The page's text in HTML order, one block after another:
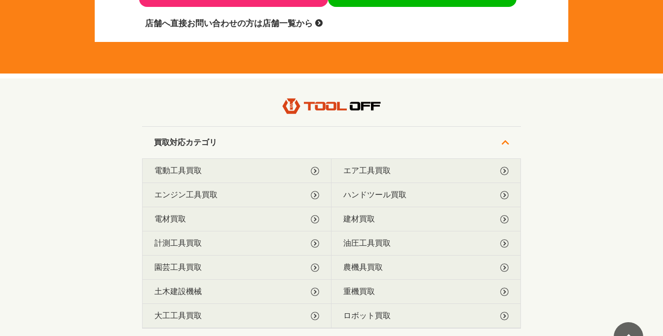
店舗へ直接お問い合わせの方は店舗一覧から
買取対応カテゴリ
電動工具買取 エア工具買取
エンジン工具買取 ハンドツール買取
電材買取 建材買取
計測工具買取 油圧工具買取
園芸工具買取 農機具買取
土木建設機械 重機買取
大工工具買取 ロボット買取